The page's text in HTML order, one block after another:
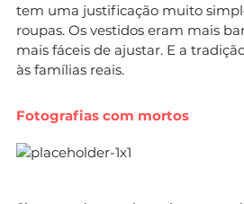
tem uma justificação muito
roupas. Os vestidos eram mais
mais fáceis de ajustar. E a
às famílias reais.
Fotografias com mortos